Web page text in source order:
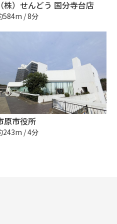
株）せんどう 国分寺台店
584m / 8分
原市役所
243m / 4分